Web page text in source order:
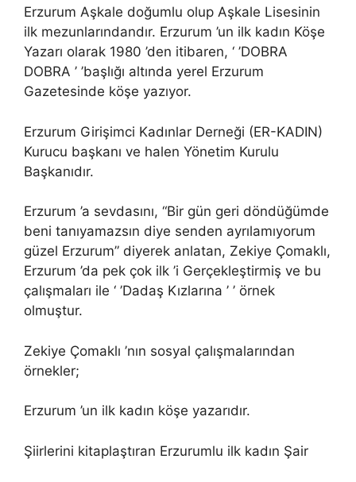
Erzurum Aşkale doğumlu olup Aşkale Lisesinin
ilk mezunlarındandır. Erzurum ’un ilk kadın Köşe
Yazarı olarak 1980 ’den itibaren, ‘ ’DOBRA
DOBRA ’ ’başlığı altında yerel Erzurum
Gazetesinde köşe yazıyor.
Erzurum Girişimci Kadınlar Derneği (ER-KADIN)
Kurucu başkanı ve halen Yönetim Kurulu
Başkanıdır.
Erzurum ’a sevdasını, “Bir gün geri döndüğümde
beni tanıyamazsın diye senden ayrılamıyorum
güzel Erzurum” diyerek anlatan, Zekiye Çomaklı,
Erzurum ’da pek çok ilk ’i Gerçekleştirmiş ve bu
çalışmaları ile ‘ ’Dadaş Kızlarına ’ ’ örnek
olmuştur.
Zekiye Çomaklı ’nın sosyal çalışmalarından
örnekler;
Erzurum ’un ilk kadın köşe yazarıdır.
Şiirlerini kitaplaştıran Erzurumlu ilk kadın Şair